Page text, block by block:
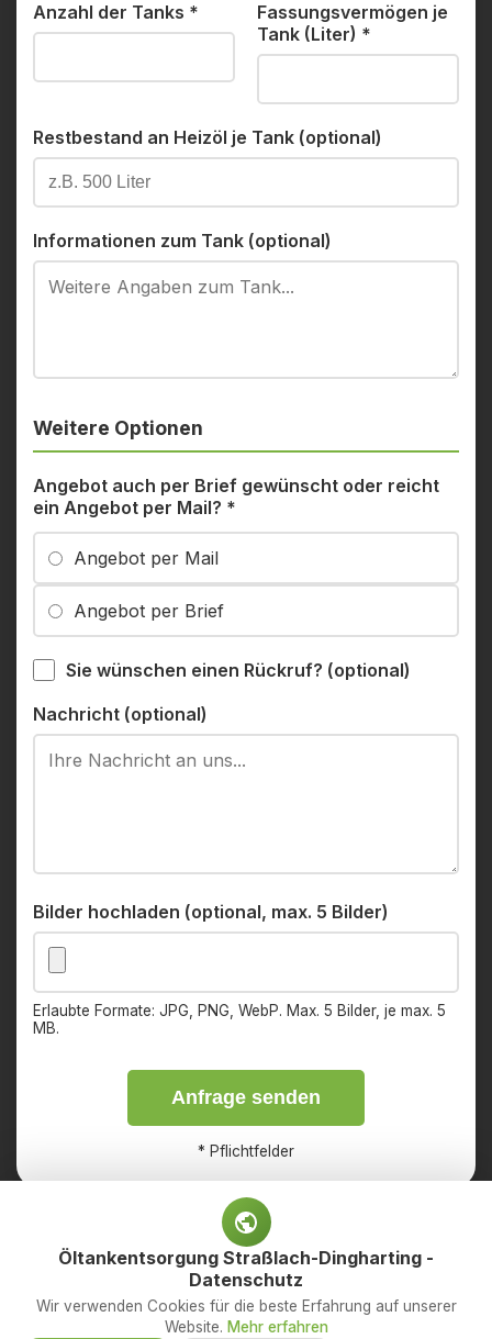
Anzahl der Tanks *
Fassungsvermögen je
Tank (Liter) *
Restbestand an Heizöl je Tank (optional)
Informationen zum Tank (optional)
Weitere Optionen
Angebot auch per Brief gewünscht oder reicht
ein Angebot per Mail? *
Angebot per Mail
Angebot per Brief
Sie wünschen einen Rückruf? (optional)
Nachricht (optional)
Bilder hochladen (optional, max. 5 Bilder)
Erlaubte Formate: JPG, PNG, WebP. Max. 5 Bilder, je max. 5
MB.
Anfrage senden
* Pflichtfelder
ImpressumDatenschutz
Öltankentsorgung Straßlach-Dingharting -
Datenschutz
Wir verwenden Cookies für die beste Erfahrung auf unserer
Website. Mehr erfahren